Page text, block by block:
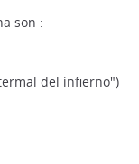
son :
del infierno")